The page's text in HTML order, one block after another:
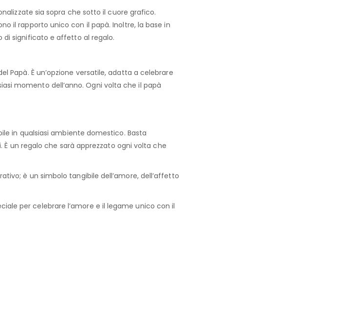
sia sopra che sotto il cuore grafico.
il rapporto unico con il papà. Inoltre, la base in
di significato e affetto al regalo.
Papà. È un’opzione versatile, adatta a celebrare
momento dell’anno. Ogni volta che il papà
in qualsiasi ambiente domestico. Basta
un regalo che sarà apprezzato ogni volta che
è un simbolo tangibile dell’amore, dell’affetto
per celebrare l’amore e il legame unico con il